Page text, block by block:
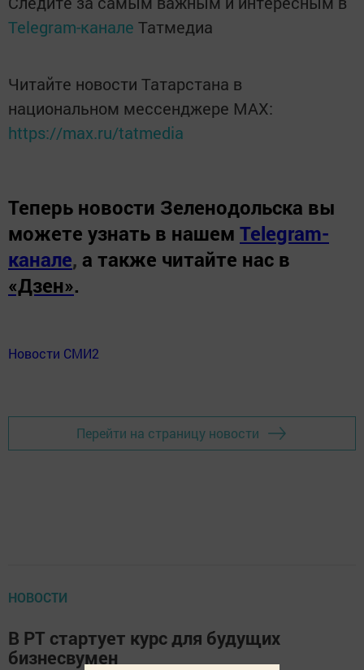
Telegram-канале Татмедиа
Читайте новости Татарстана в
национальном мессенджере MАХ:
https://max.ru/tatmedia
Теперь новости Зеленодольска вы
можете узнать в нашем Telegram-
канале, а также читайте нас в
«Дзен».
Новости СМИ2
Перейти на страницу новости
НОВОСТИ
В РТ стартует курс для будущих
бизнесвумен